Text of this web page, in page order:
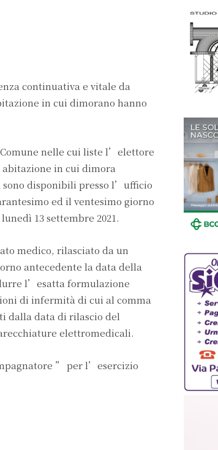
continuativa e vitale da
in cui dimorano hanno
nelle cui liste l’elettore
in cui dimora
disponibili presso l’ufficio
ed il ventesimo giorno
13 settembre 2021.
medico, rilasciato da un
antecedente la data della
l’esatta formulazione
di infermità di cui al comma
dalla data di rilascio del
elettromedicali.
” per l’esercizio